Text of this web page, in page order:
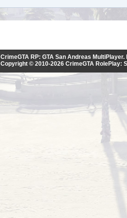
CrimeGTA RP: GTA San Andreas
Copyright © 2010-2026 CrimeGTA RolePlay: